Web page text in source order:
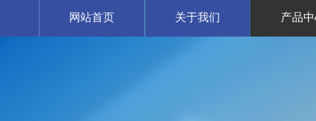
网站首页 关于我们 产品